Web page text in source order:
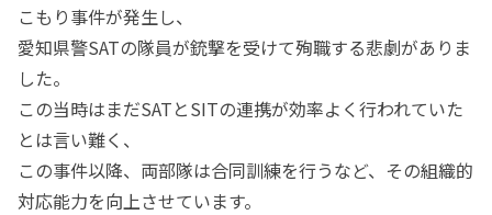
こもり事件が発生し、
愛知県警SATの隊員が銃撃を受けて殉職する悲劇がありま
した。
この当時はまだSATとSITの連携が効率よく行われていた
とは言い難く、
この事件以降、両部隊は合同訓練を行うなど、その組織的
対応能力を向上させています。